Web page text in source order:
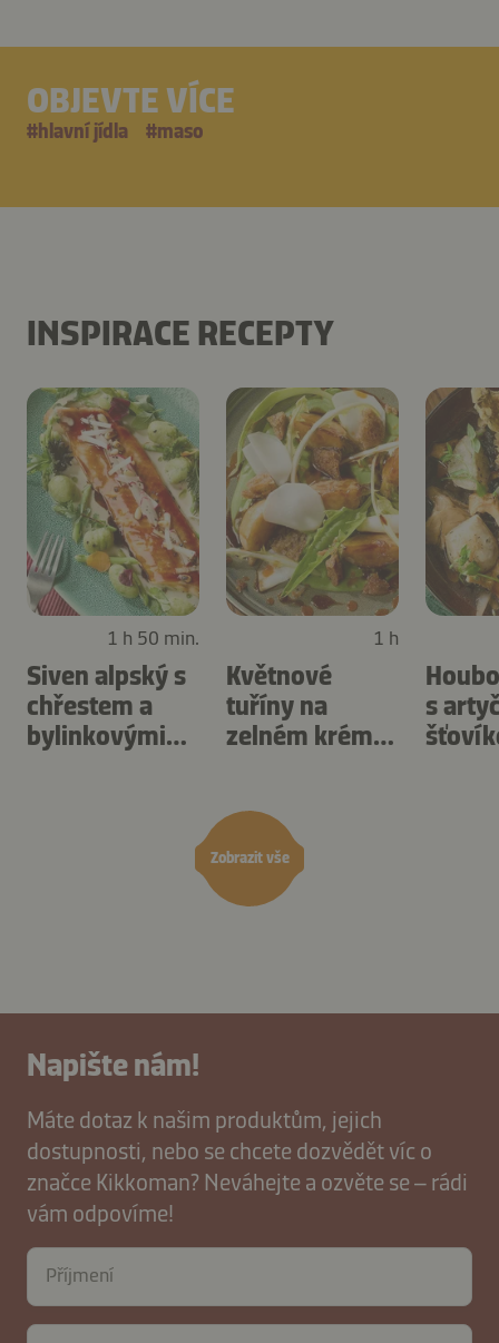
OBJEVTE VÍCE
#hlavní jídla #maso
INSPIRACE RECEPTY
Zobrazit vše
1 h 50 min.
Siven alpský s
chřestem a
bylinkovými
1 h
Květnové
tuříny na
zelném krému
s
Napište nám!
Máte dotaz k našim produktům, jejich
dostupnosti, nebo se chcete dozvědět víc o
značce Kikkoman? Neváhejte a ozvěte se – rádi
vám odpovíme!
contactCZ-
B2B-
40467-
Příjmení